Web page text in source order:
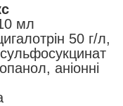
мл
50 г/л,
аніонні